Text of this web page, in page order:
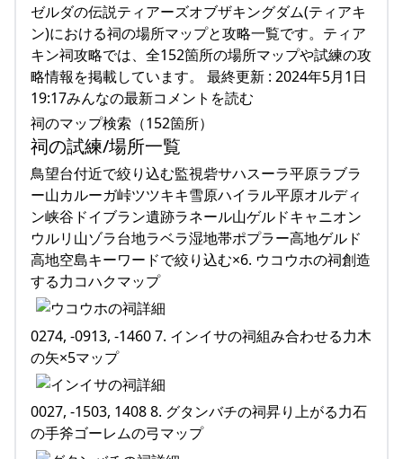
ゼルダの伝説ティアーズオブザキングダム(ティアキ
ン)における祠の場所マップと攻略一覧です。ティア
キン祠攻略では、全152箇所の場所マップや試練の攻
略情報を掲載しています。 最終更新 : 2024年5月1日
19:17みんなの最新コメントを読む
祠のマップ検索（152箇所）
祠の試練/場所一覧
鳥望台付近で絞り込む監視砦サハスーラ平原ラブラ
ー山カルーガ峠ツツキキ雪原ハイラル平原オルディ
ン峡谷ドイブラン遺跡ラネール山ゲルドキャニオン
ウルリ山ゾラ台地ラベラ湿地帯ポプラー高地ゲルド
高地空島キーワードで絞り込む×6. ウコウホの祠創造
する力コハクマップ
0274, -0913, -1460 7. インイサの祠組み合わせる力木
の矢×5マップ
0027, -1503, 1408 8. グタンバチの祠昇り上がる力石
の手斧ゴーレムの弓マップ